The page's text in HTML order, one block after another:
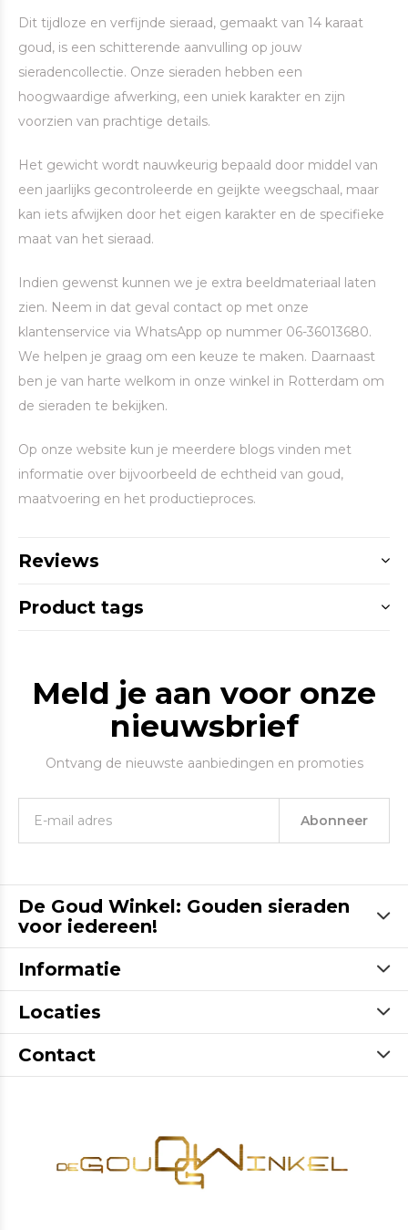
Dit tijdloze en verfijnde sieraad, gemaakt van 14 karaat
goud, is een schitterende aanvulling op jouw
sieradencollectie. Onze sieraden hebben een
hoogwaardige afwerking, een uniek karakter en zijn
voorzien van prachtige details.
Het gewicht wordt nauwkeurig bepaald door middel van
een jaarlijks gecontroleerde en geijkte weegschaal, maar
kan iets afwijken door het eigen karakter en de specifieke
maat van het sieraad.
Indien gewenst kunnen we je extra beeldmateriaal laten
zien. Neem in dat geval contact op met onze
klantenservice via WhatsApp op nummer 06-36013680.
We helpen je graag om een keuze te maken. Daarnaast
ben je van harte welkom in onze winkel in Rotterdam om
de sieraden te bekijken.
Op onze website kun je meerdere blogs vinden met
informatie over bijvoorbeeld de echtheid van goud,
maatvoering en het productieproces.
Reviews
Product tags
Meld je aan voor onze
nieuwsbrief
Ontvang de nieuwste aanbiedingen en promoties
Abonneer
De Goud Winkel: Gouden sieraden
voor iedereen!
Informatie
Locaties
Contact